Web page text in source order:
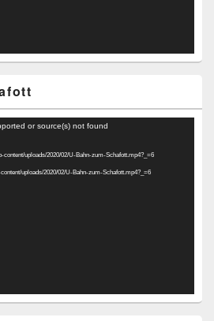
or source(s) not found
uploads/2020/02/U-Bahn-zum-Schafott.mp4?_=6
uploads/2020/02/U-Bahn-zum-Schafott.mp4?_=6